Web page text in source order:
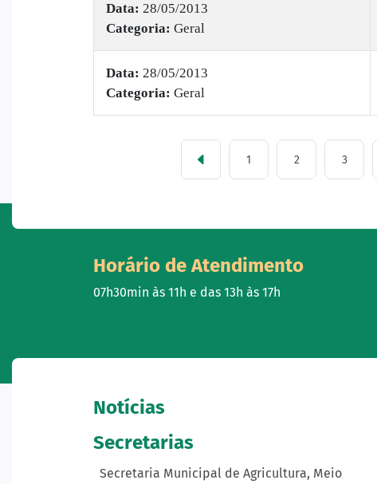
Data: 28/05/2013
Categoria: Geral
Data: 28/05/2013
Categoria: Geral
1 2 3
Horário de Atendimento
07h30min às 11h e das 13h às 17h
Notícias
Secretarias
Secretaria Municipal de Agricultura, Meio